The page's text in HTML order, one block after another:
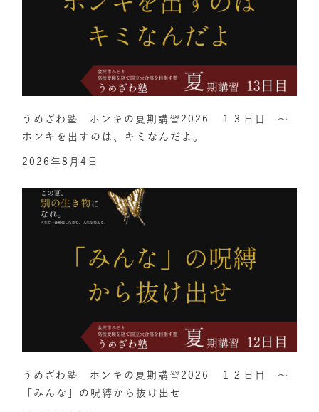
うめざわ塾 ホンキの夏期講習2026 １３日目 ～
ホンキを出すのは、キミなんだよ。
2026年8月4日
うめざわ塾 ホンキの夏期講習2026 １２日目 ～
「みんな」の呪縛から抜け出せ